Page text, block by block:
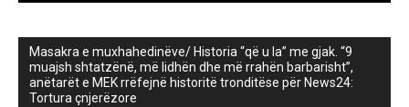
Masakra e muxhahedinëve/ Historia “që u la” me gjak. “9
muajsh shtatzënë, më lidhën dhe më rrahën barbarisht”,
anëtarët e MEK rrëfejnë historitë tronditëse për News24:
Tortura çnjerëzore